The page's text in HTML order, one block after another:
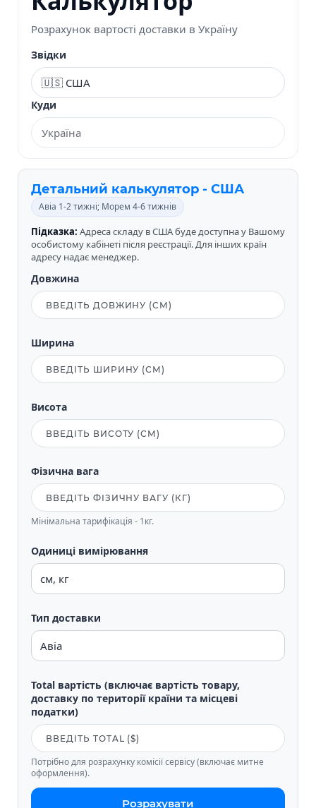
Розрахунок вартості доставки в Україну
Звідки
Куди
Детальний калькулятор - США
Авіа 1-2 тижні; Морем 4-6 тижнів
Підказка: Адреса складу в США буде доступна у Вашому
особистому кабінеті після реєстрації. Для інших країн
адресу надає менеджер.
Довжина
Ширина
Висота
Фізична вага
Мінімальна тарифікація - 1кг.
Одиниці вимірювання
Тип доставки
Total вартість (включає вартість товару,
доставку по території країни та місцеві
податки)
Потрібно для розрахунку комісії сервісу (включає митне
оформлення).
Розрахувати